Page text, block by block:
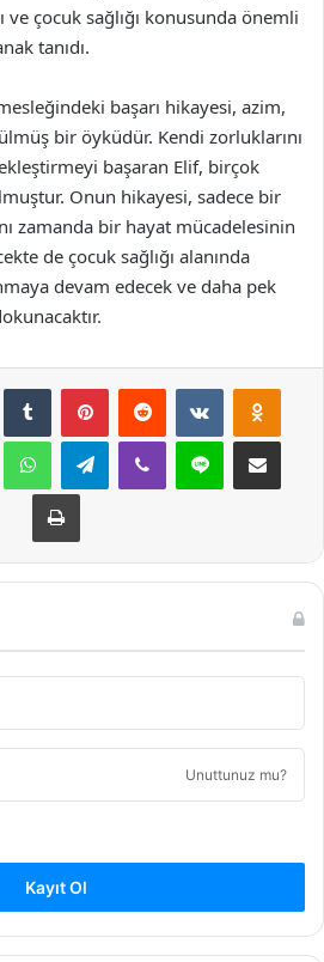
çocuk sağlığı konusunda önemli
tanıdı.
başarı hikayesi, azim,
bir öyküdür. Kendi zorluklarını
başaran Elif, birçok
Onun hikayesi, sadece bir
zamanda bir hayat mücadelesinin
de çocuk sağlığı alanında
devam edecek ve daha pek
Tumblr PinterestReddit VKontakte
WhatsAppTelegramViber Line E-Posta ile
Yazdır
Unuttunuz mu?
Kayıt Ol